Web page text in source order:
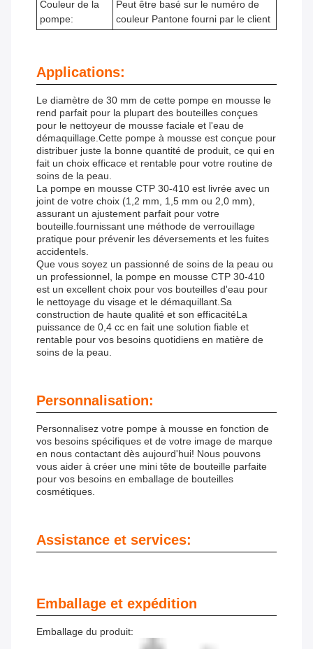
Couleur de la
pompe:
Peut être basé sur le numéro de
couleur Pantone fourni par le client
Applications:
Le diamètre de 30 mm de cette pompe en mousse le
rend parfait pour la plupart des bouteilles conçues
pour le nettoyeur de mousse faciale et l'eau de
démaquillage.Cette pompe à mousse est conçue pour
distribuer juste la bonne quantité de produit, ce qui en
fait un choix efficace et rentable pour votre routine de
soins de la peau.
La pompe en mousse CTP 30-410 est livrée avec un
joint de votre choix (1,2 mm, 1,5 mm ou 2,0 mm),
assurant un ajustement parfait pour votre
bouteille.fournissant une méthode de verrouillage
pratique pour prévenir les déversements et les fuites
accidentels.
Que vous soyez un passionné de soins de la peau ou
un professionnel, la pompe en mousse CTP 30-410
est un excellent choix pour vos bouteilles d'eau pour
le nettoyage du visage et le démaquillant.Sa
construction de haute qualité et son efficacitéLa
puissance de 0,4 cc en fait une solution fiable et
rentable pour vos besoins quotidiens en matière de
soins de la peau.
Personnalisation:
Personnalisez votre pompe à mousse en fonction de
vos besoins spécifiques et de votre image de marque
en nous contactant dès aujourd'hui! Nous pouvons
vous aider à créer une mini tête de bouteille parfaite
pour vos besoins en emballage de bouteilles
cosmétiques.
Assistance et services:
Emballage et expédition
Emballage du produit: